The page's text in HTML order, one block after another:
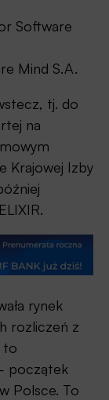
Software
Mind S.A.
tj. do
na
Krajowej Izby
rynek
rozliczeń z
to
początek
Polsce. To